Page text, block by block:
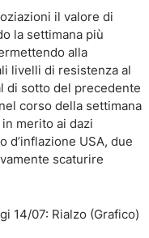
il valore di
la settimana più
alla
livelli di resistenza al
di sotto del precedente
corso della settimana
merito ai dazi
d’inflazione USA, due
scaturire